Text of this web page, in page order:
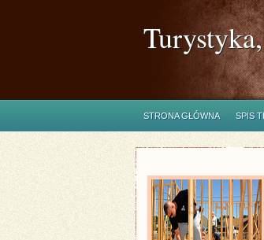
STRONA GŁÓWNA SPIS